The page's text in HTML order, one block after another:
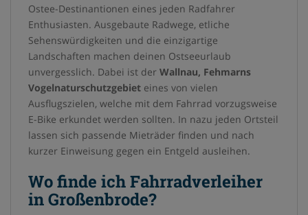
Ostee-Destinantionen eines jeden Radfahrer
Enthusiasten. Ausgebaute Radwege, etliche
Sehenswürdigkeiten und die einzigartige
Landschaften machen deinen Ostseeurlaub
unvergesslich. Dabei ist der Wallnau, Fehmarns
Vogelnaturschutzgebiet eines von vielen
Ausflugszielen, welche mit dem Fahrrad vorzugsweise
E-Bike erkundet werden sollten. In nazu jeden Ortsteil
lassen sich passende Mieträder finden und nach
kurzer Einweisung gegen ein Entgeld ausleihen.
Wo finde ich Fahrradverleiher
in Großenbrode?